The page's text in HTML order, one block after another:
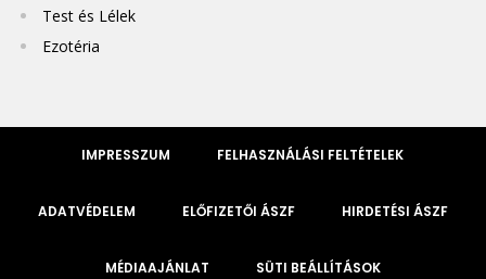
Test és Lélek
Ezotéria
IMPRESSZUM FELHASZNÁLÁSI FELTÉTELEK
ADATVÉDELEM ELŐFIZETŐI ÁSZF HIRDETÉSI ÁSZF
MÉDIAAJÁNLAT SÜTI BEÁLLÍTÁSOK